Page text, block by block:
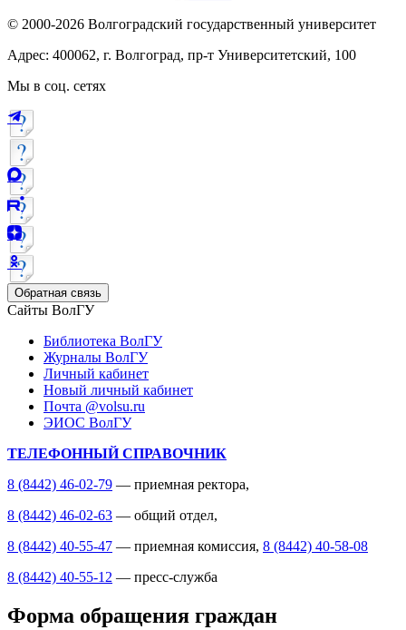
© 2000-2026 Волгоградский государственный университет
Адрес: 400062, г. Волгоград, пр-т Университетский, 100
Мы в соц. сетях
Обратная связь
Сайты ВолГУ
Библиотека ВолГУ
Журналы ВолГУ
Личный кабинет
Новый личный кабинет
Почта @volsu.ru
ЭИОС ВолГУ
ТЕЛЕФОННЫЙ СПРАВОЧНИК
8 (8442) 46-02-79 — приемная ректора,
8 (8442) 46-02-63 — общий отдел,
8 (8442) 40-55-47 — приемная комиссия, 8 (8442) 40-58-08
8 (8442) 40-55-12 — пресс-служба
Форма обращения граждан